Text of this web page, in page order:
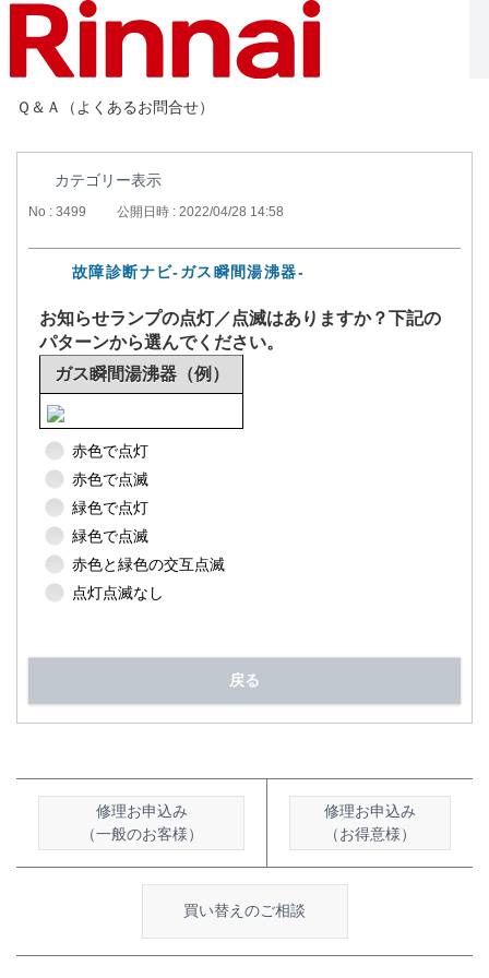
Ｑ＆Ａ（よくあるお問合せ）
カテゴリー表示
No : 3499 公開日時 : 2022/04/28 14:58
故障診断ナビ-ガス瞬間湯沸器-
お知らせランプの点灯／点滅はありますか？下記の
パターンから選んでください。
ガス瞬間湯沸器（例）
赤色で点灯
赤色で点滅
緑色で点灯
緑色で点滅
赤色と緑色の交互点滅
点灯点滅なし
戻る
修理お申込み
（一般のお客様）
修理お申込み
（お得意様）
買い替えのご相談